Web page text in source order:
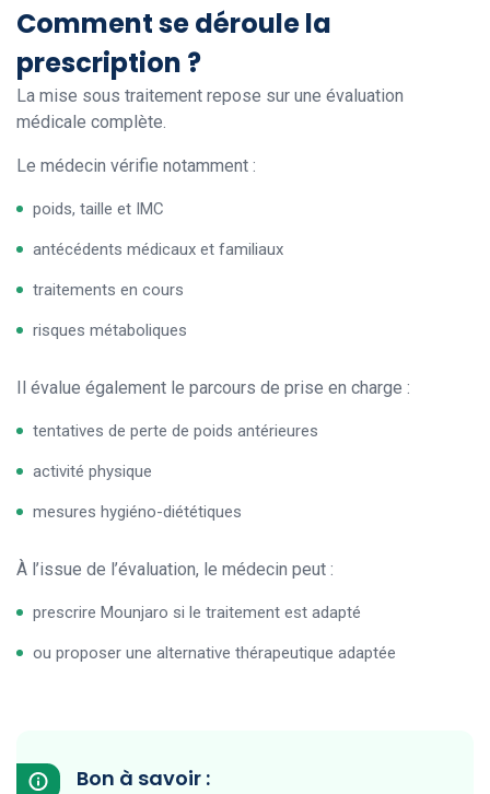
Comment se déroule la
prescription ?
La mise sous traitement repose sur une évaluation
médicale complète.
Le médecin vérifie notamment :
poids, taille et IMC
antécédents médicaux et familiaux
traitements en cours
risques métaboliques
Il évalue également le parcours de prise en charge :
tentatives de perte de poids antérieures
activité physique
mesures hygiéno-diététiques
À l’issue de l’évaluation, le médecin peut :
prescrire Mounjaro si le traitement est adapté
ou proposer une alternative thérapeutique adaptée
Bon à savoir :